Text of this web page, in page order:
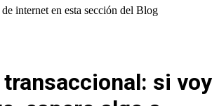
internet en esta sección del Blog
si voy